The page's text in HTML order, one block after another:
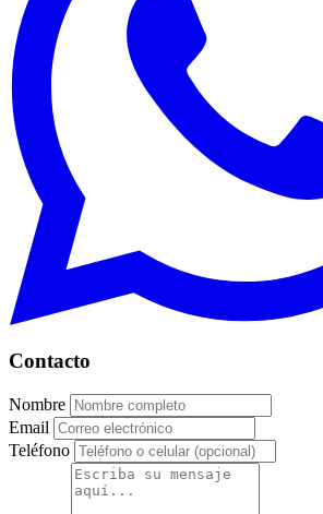
Contacto
Nombre
Email
Teléfono